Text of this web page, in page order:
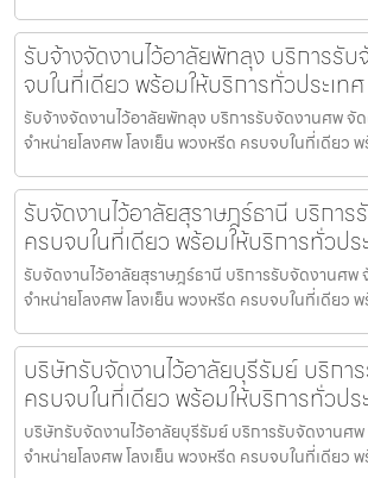
รับจ้างจัดงานไว้อาลัยพัทลุง บริการรั
จบในที่เดียว พร้อมให้บริการทั่วประเทศ
รับจ้างจัดงานไว้อาลัยพัทลุง บริการรับจัดงานศพ จั
จำหน่ายโลงศพ โลงเย็น พวงหรีด ครบจบในที่เดียว
รับจัดงานไว้อาลัยสุราษฎร์ธานี บริกา
ครบจบในที่เดียว พร้อมให้บริการทั่วปร
รับจัดงานไว้อาลัยสุราษฎร์ธานี บริการรับจัดงานศ
จำหน่ายโลงศพ โลงเย็น พวงหรีด ครบจบในที่เดียว
บริษัทรับจัดงานไว้อาลัยบุรีรัมย์ บริกา
ครบจบในที่เดียว พร้อมให้บริการทั่วปร
บริษัทรับจัดงานไว้อาลัยบุรีรัมย์ บริการรับจัดงานศ
จำหน่ายโลงศพ โลงเย็น พวงหรีด ครบจบในที่เดียว